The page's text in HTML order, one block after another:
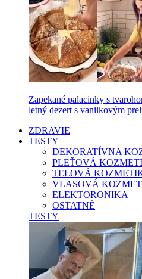
Zapekané palacinky s
letný dezert s vanilkovým
ZDRAVIE
TESTY
DEKORATÍVNA
PLEŤOVÁ
TELOVÁ
VLASOVÁ
ELEKTORONIKA
OSTATNÉ
TESTY